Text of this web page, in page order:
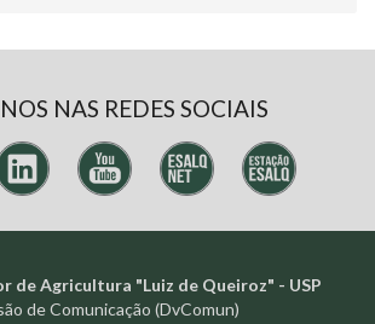
NAS REDES SOCIAIS
de Agricultura "Luiz de Queiroz" - USP
de Comunicação (DvComun)